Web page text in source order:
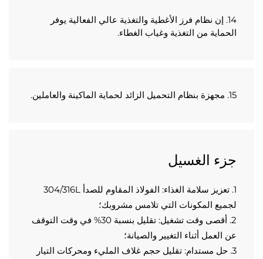
14. إن نظام فرز الأغطية والتغذية عالي الفعالية يوفر
من التغذية وغياب الغطاء.
الغسيل
1. تعزيز سلامة الغذاء: الفولاذ المقاوم للصدأ 304/316L
المكونات التي تلامس مشروبك؛
2. أقصى وقت تشغيل: تقليل بنسبة 30% في وقت التوقف
أثناء التغيير والصيانة؛
3. حل مستدام: تقليل حجم غلاف المليء ومحركات التيار